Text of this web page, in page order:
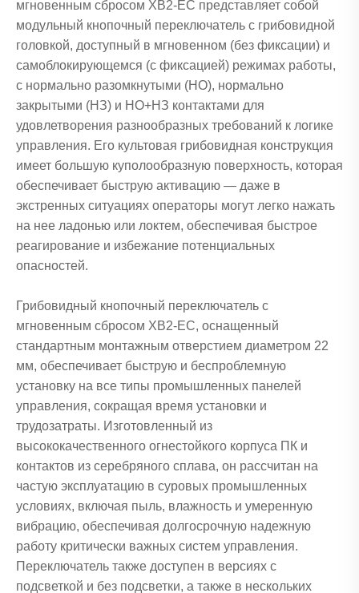
мгновенным сбросом XB2-EC представляет собой
модульный кнопочный переключатель с грибовидной
головкой, доступный в мгновенном (без фиксации) и
самоблокирующемся (с фиксацией) режимах работы,
с нормально разомкнутыми (НО), нормально
закрытыми (НЗ) и НО+НЗ контактами для
удовлетворения разнообразных требований к логике
управления. Его культовая грибовидная конструкция
имеет большую куполообразную поверхность, которая
обеспечивает быструю активацию — даже в
экстренных ситуациях операторы могут легко нажать
на нее ладонью или локтем, обеспечивая быстрое
реагирование и избежание потенциальных
опасностей.
Грибовидный кнопочный переключатель с
мгновенным сбросом XB2-EC, оснащенный
стандартным монтажным отверстием диаметром 22
мм, обеспечивает быструю и беспроблемную
установку на все типы промышленных панелей
управления, сокращая время установки и
трудозатраты. Изготовленный из
высококачественного огнестойкого корпуса ПК и
контактов из серебряного сплава, он рассчитан на
частую эксплуатацию в суровых промышленных
условиях, включая пыль, влажность и умеренную
вибрацию, обеспечивая долгосрочную надежную
работу критически важных систем управления.
Переключатель также доступен в версиях с
подсветкой и без подсветки, а также в нескольких